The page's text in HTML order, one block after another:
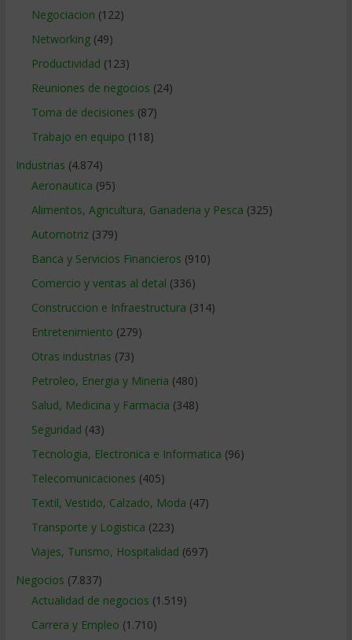
Negociacion (122)
Networking(49)
Productividad (123)
Reuniones de negocios (24)
Toma de decisiones (87)
Trabajo en equipo (118)
Industrias (4.874)
Aeronautica (95)
Alimentos, Agricultura, Ganaderia y Pesca (325)
Automotriz(379)
Banca y Servicios Financieros (910)
Comercio y ventas al detal (336)
Construccion e Infraestructura (314)
Entretenimiento (279)
Otras industrias (73)
Petroleo, Energia y Mineria (480)
Salud, Medicina y Farmacia (348)
Seguridad (43)
Tecnologia, Electronica e Informatica (96)
Telecomunicaciones (405)
Textil, Vestido, Calzado, Moda (47)
Transporte y Logistica (223)
Viajes, Turismo, Hospitalidad (697)
Negocios (7.837)
Actualidad de negocios (1.519)
Carrera y Empleo (1.710)